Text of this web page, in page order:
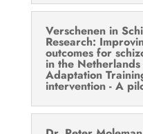
Verschenen in
Research:
outcomes for
in the
Adaptation
intervention - A